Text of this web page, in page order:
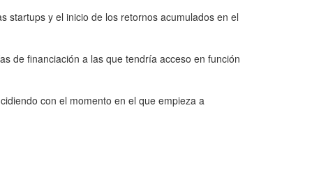
startups y el inicio de los retornos acumulados en el
de financiación a las que tendría acceso en función
con el momento en el que empieza a